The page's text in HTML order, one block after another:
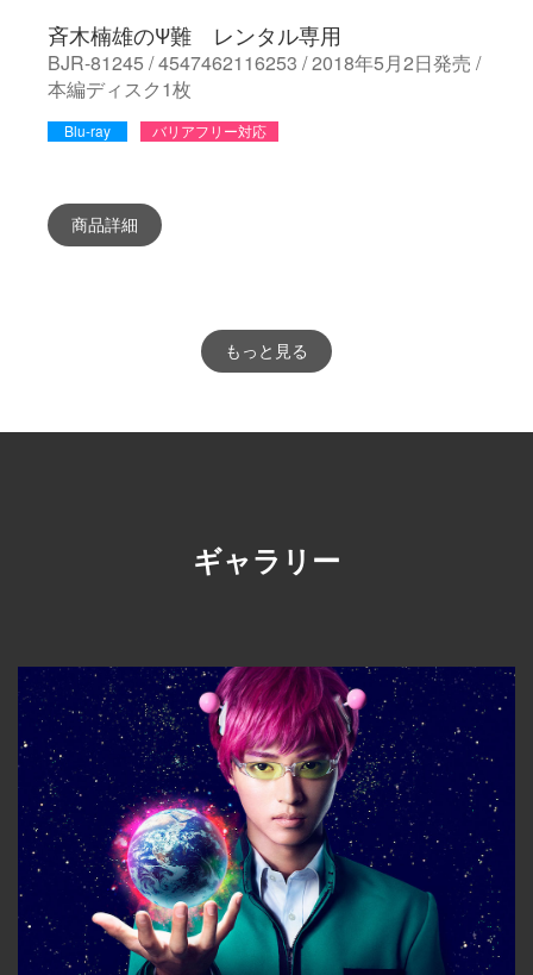
斉木楠雄のΨ難 レンタル専用
BJR-81245 / 4547462116253 / 2018年5月2日発売 /
本編ディスク1枚
Blu-ray バリアフリー対応
商品詳細
もっと見る
ギャラリー